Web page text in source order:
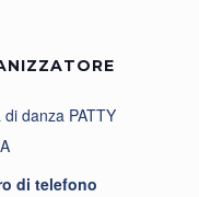
di danza PATTY
di telefono